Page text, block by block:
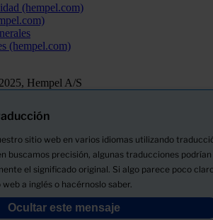
(hempel.com)
(hempel.com)
Hempel A/S
sitio web en varios idiomas utilizando
buscamos precisión, algunas traducciones podrían
el significado original. Si algo parece poco
a inglés o hacérnoslo saber.
Ocultar este mensaje
del producto